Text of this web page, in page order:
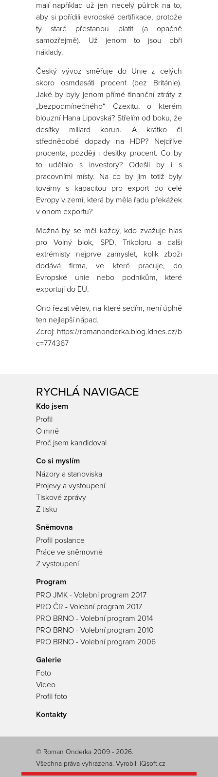
mají například už jen necelý půlrok na to,
aby si pořídili evropské certifikace, protože
ty staré přestanou platit (a opačně
samozřejmě). Už jenom to jsou obří
náklady.
Český vývoz směřuje do Unie z celých
skoro osmdesáti procent (bez Británie).
Jaké by byly jenom přímé finanční ztráty z
„bezpodmínečného“ Czexitu, o kterém
blouzní Hana Lipovská? Střelím od boku, že
desítky miliard korun. A krátko či
střednědobé dopady na HDP? Nejdříve
procenta, později i desítky procent. Co by
to udělalo s investory? Odešli by i s
pracovními místy. Na co by jim totiž byly
továrny s kapacitou pro export do celé
Evropy v zemi, která by měla řadu překážek
v onom exportu?
Možná by se měl každý, kdo zvažuje hlas
pro Volný blok, SPD, Trikoloru a další
extrémisty nejprve zamyslet, kolik zboží
dodává firma, ve které pracuje, do
Evropské unie nebo podnikům, které
exportují do EU.
Ono řezat větev, na které sedím, není úplně
ten nejlepší nápad.
Zdroj: https://romanonderka.blog.idnes.cz/blog.aspx?
c=774367
RYCHLÁ NAVIGACE
Kdo jsem
Profil
O mně
Proč jsem kandidoval
Co si myslím
Názory a stanoviska
Projevy a vystoupení
Tiskové zprávy
Z tisku
Sněmovna
Profil poslance
Práce ve sněmovně
Z vystoupení
Program
PRO JMK - Volební program 2017
PRO ČR - Volební program 2017
PRO BRNO - Volební program 2014
PRO BRNO - Volební program 2010
PRO BRNO - Volební program 2006
Galerie
Foto
Video
Profil foto
Kontakty
© Roman Onderka 2009 - 2026.
Všechna práva vyhrazena. Vyrobil: iQsoft.cz